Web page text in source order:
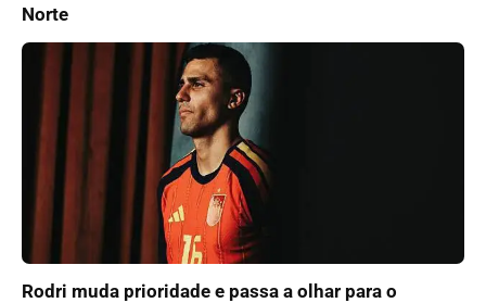
Norte
Rodri muda prioridade e passa a olhar para o